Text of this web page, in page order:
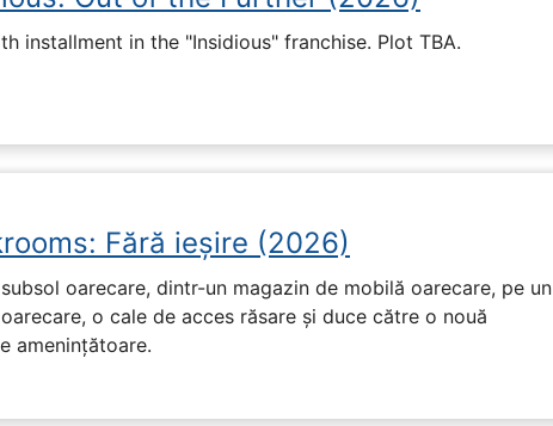
installment in the "Insidious" franchise. Plot TBA.
Fără ieșire (2026)
oarecare, dintr-un magazin de mobilă oarecare, pe un
o cale de acces răsare și duce către o nouă
amenințătoare.